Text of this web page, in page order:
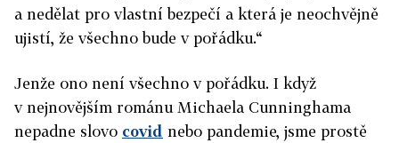
a nedělat pro vlastní bezpečí a která je neochvějně
ujistí, že všechno bude v pořádku.“
Jenže ono není všechno v pořádku. I když
v nejnovějším románu Michaela Cunninghama
nepadne slovo covid nebo pandemie, jsme prostě